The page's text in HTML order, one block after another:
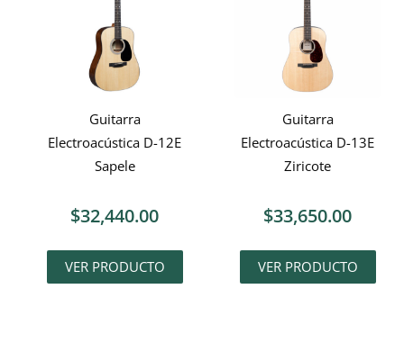
Guitarra
Electroacústica D-12E
Sapele
$32,440.00
VER PRODUCTO
Guitarra
Electroacústica D-13E
Ziricote
$33,650.00
VER PRODUCTO